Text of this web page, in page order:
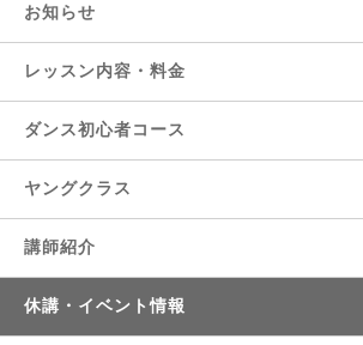
お知らせ
レッスン内容・料金
ダンス初心者コース
ヤングクラス
講師紹介
休講・イベント情報